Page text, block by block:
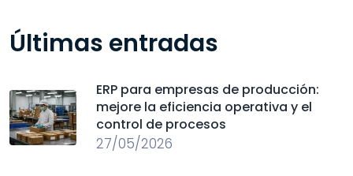
Últimas entradas
ERP para empresas de producción:
mejore la eficiencia operativa y el
control de procesos
27/05/2026